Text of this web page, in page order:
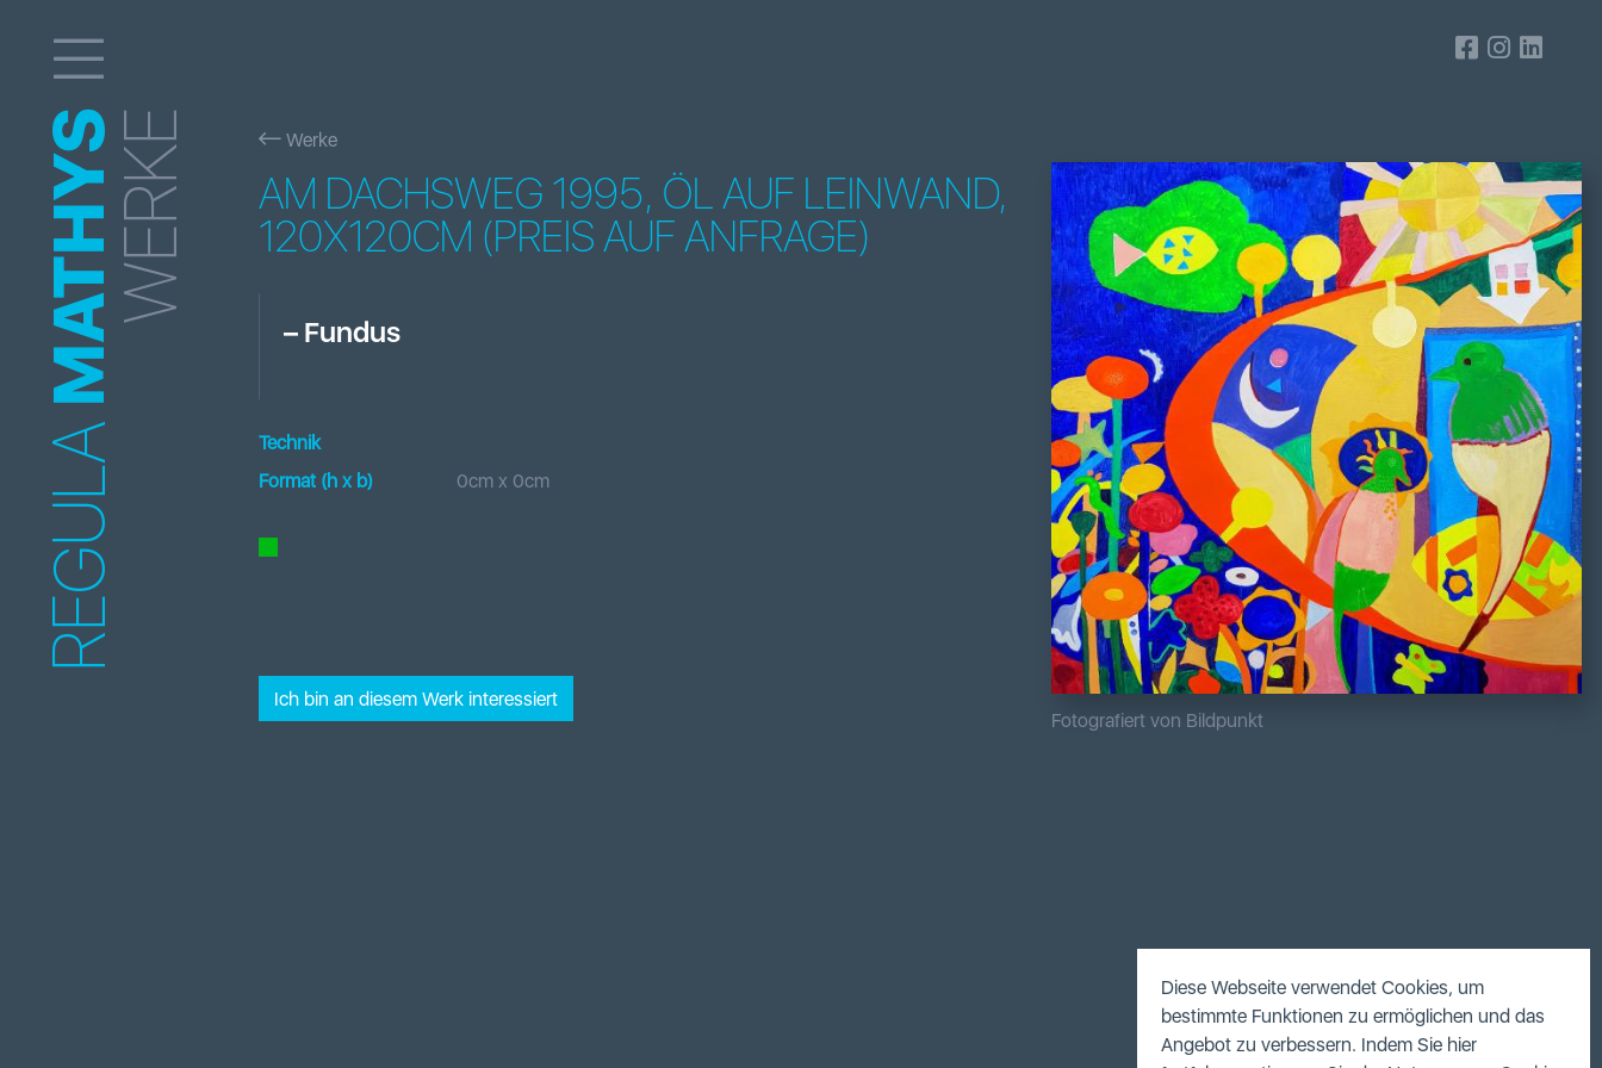
REGULA
MATHYSWERKE Werke
AM DACHSWEG 1995, ÖL AUF LEINWAND,
120X120CM (PREIS AUF ANFRAGE)
– Fundus
Technik
Format (h x b) 0cm x 0cm
Ich bin an diesem Werk interessiert
Fotografiert von Bildpunkt
Diese Webseite verwendet Cookies, um
bestimmte Funktionen zu ermöglichen und das
Angebot zu verbessern. Indem Sie hier